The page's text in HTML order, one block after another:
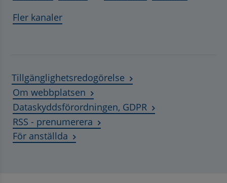
Fler kanaler
Tillgänglighetsredogörelse
Om webbplatsen
Dataskyddsförordningen, GDPR
RSS - prenumerera
För anställda Länk till annan webbplats, öppnas i